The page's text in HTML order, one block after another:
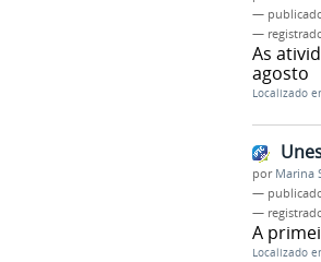
—
—
As
agosto
Localizado
por Marina
—
—
A
Localizado